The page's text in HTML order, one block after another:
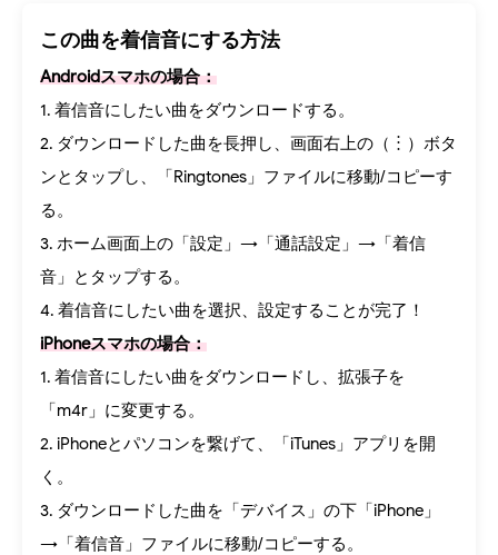
この曲を着信音にする方法
Androidスマホの場合：
1. 着信音にしたい曲をダウンロードする。
2. ダウンロードした曲を長押し、画面右上の（︙）ボタ
ンとタップし、「Ringtones」ファイルに移動/コピーす
る。
3. ホーム画面上の「設定」→「通話設定」→「着信
音」とタップする。
4. 着信音にしたい曲を選択、設定することが完了！
iPhoneスマホの場合：
1. 着信音にしたい曲をダウンロードし、拡張子を
「m4r」に変更する。
2. iPhoneとパソコンを繋げて、「iTunes」アプリを開
く。
3. ダウンロードした曲を「デバイス」の下「iPhone」
→「着信音」ファイルに移動/コピーする。